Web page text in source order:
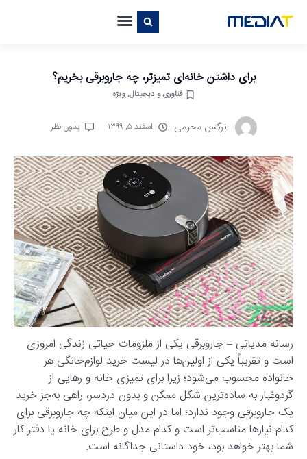
برای داشتن خانه‌ای تمیز‌تر، چه جاروبرقی بخریم؟
فناوری و دیجیتال,ویژه
نرگس محرمی اسفند ۵, ۱۳۹۹ بدون نظر
رسانه مدیاتی – جاروبرقی یکی از ملزومات حیاتی زندگی امروزی
است و تقریباً یکی از اولین‌ها در لیست خرید لوازم‌خانگی هر
خانواده محسوب می‌شود؛ زیرا برای تمیزی خانه و رهایی از
گردوغبار به ساده‌ترین شکل ممکن و بدون دردسر، راهی به‌جز خرید
یک جاروبرقی وجود ندارد؛ اما در این میان اینکه چه جاروبرقی برای
کدام نیازها مناسب‌تر است و کدام مدل و طرح برای خانه یا دفتر کار
شما بهتر خواهد بود، خود داستانی جداگانه است.